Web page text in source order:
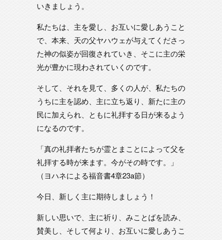
いきましょう。
私たちは、主を愛し、お互いに愛しあうこと
で、本来、天の父ヤハウェが与えてくださっ
た神の似姿が回復されていき、そこに主の栄
光が豊かに現わされていくのです。
そして、それを見て、多くの人が、私たちの
うちに主を認め、主に立ち返り、新たに主の
民に加えられ、ともに礼拝する日が来るよう
になるのです。
「真の礼拝者たちが霊とまことによって父を
礼拝する時が来ます。今がその時です。」
（ヨハネによる福音書4章23a節）
今日、新しく主に期待しましょう！
新しい思いで、主に祈り、みことばを読み、
賛美し、そして何より、お互いに愛しあうこ